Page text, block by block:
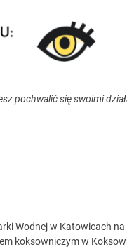
pochwalić się swoimi
Wodnej w Katowicach na
koksowniczym w